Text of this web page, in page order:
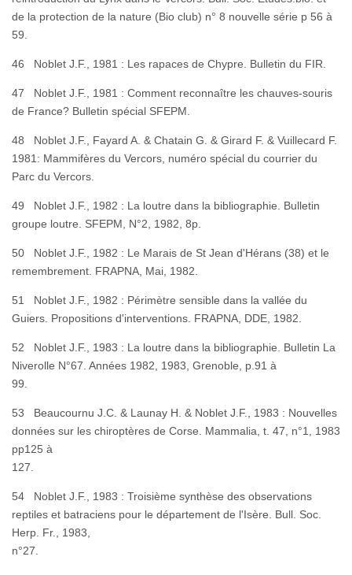
de la protection de la nature (Bio club) n° 8 nouvelle série p 56 à
59.
46 Noblet J.F., 1981 : Les rapaces de Chypre. Bulletin du FIR.
47 Noblet J.F., 1981 : Comment reconnaître les chauves-souris
de France? Bulletin spécial SFEPM.
48 Noblet J.F., Fayard A. & Chatain G. & Girard F. & Vuillecard F.
1981: Mammifères du Vercors, numéro spécial du courrier du
Parc du Vercors.
49 Noblet J.F., 1982 : La loutre dans la bibliographie. Bulletin
groupe loutre. SFEPM, N°2, 1982, 8p.
50 Noblet J.F., 1982 : Le Marais de St Jean d'Hérans (38) et le
remembrement. FRAPNA, Mai, 1982.
51 Noblet J.F., 1982 : Périmètre sensible dans la vallée du
Guiers. Propositions d'interventions. FRAPNA, DDE, 1982.
52 Noblet J.F., 1983 : La loutre dans la bibliographie. Bulletin La
Niverolle N°67. Années 1982, 1983, Grenoble, p.91 à
53 Beaucournu J.C. & Launay H. & Noblet J.F., 1983 : Nouvelles
données sur les chiroptères de Corse. Mammalia, t. 47, n°1, 1983
pp125 à
54 Noblet J.F., 1983 : Troisième synthèse des observations
reptiles et batraciens pour le département de l'Isère. Bull. Soc.
Herp. Fr., 1983,